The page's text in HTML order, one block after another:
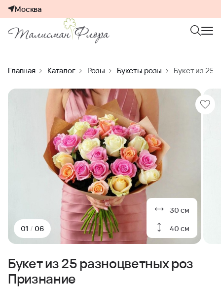
Москва
Главная Каталог Розы Букеты розы Букет из 25
30 см
40 см
01 / 06
Букет из 25 разноцветных роз
Признание